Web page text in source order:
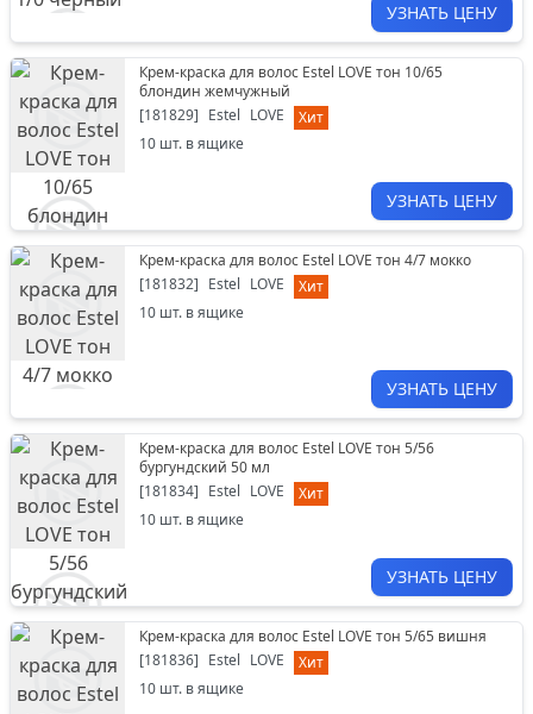
УЗНАТЬ ЦЕНУ
Крем-краска для волос Estel LOVE тон 10/65
блондин жемчужный
[181829] Estel LOVE
Хит
10 шт. в ящике
УЗНАТЬ ЦЕНУ
Крем-краска для волос Estel LOVE тон 4/7 мокко
[181832] Estel LOVE
Хит
10 шт. в ящике
УЗНАТЬ ЦЕНУ
Крем-краска для волос Estel LOVE тон 5/56
бургундский 50 мл
[181834] Estel LOVE
Хит
10 шт. в ящике
УЗНАТЬ ЦЕНУ
Крем-краска для волос Estel LOVE тон 5/65 вишня
[181836] Estel LOVE
Хит
10 шт. в ящике